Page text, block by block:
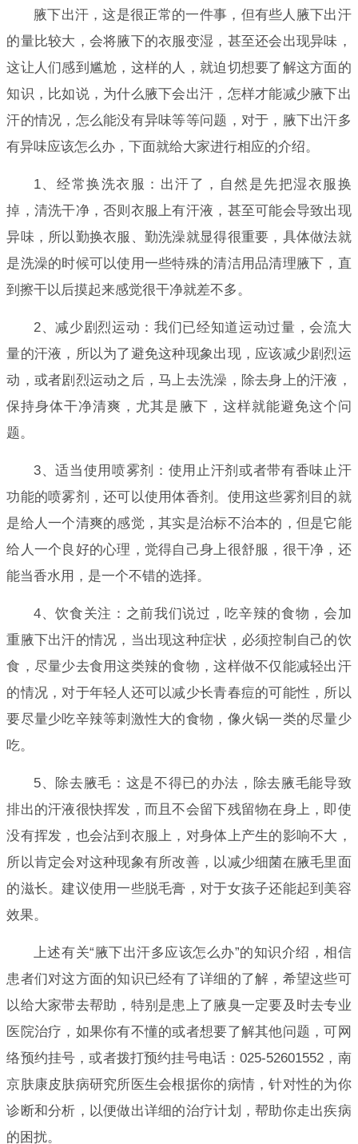
腋下出汗，这是很正常的一件事，但有些人腋下出汗
的量比较大，会将腋下的衣服变湿，甚至还会出现异味，
这让人们感到尴尬，这样的人，就迫切想要了解这方面的
知识，比如说，为什么腋下会出汗，怎样才能减少腋下出
汗的情况，怎么能没有异味等等问题，对于，腋下出汗多
有异味应该怎么办，下面就给大家进行相应的介绍。
1、经常换洗衣服：出汗了，自然是先把湿衣服换
掉，清洗干净，否则衣服上有汗液，甚至可能会导致出现
异味，所以勤换衣服、勤洗澡就显得很重要，具体做法就
是洗澡的时候可以使用一些特殊的清洁用品清理腋下，直
到擦干以后摸起来感觉很干净就差不多。
2、减少剧烈运动：我们已经知道运动过量，会流大
量的汗液，所以为了避免这种现象出现，应该减少剧烈运
动，或者剧烈运动之后，马上去洗澡，除去身上的汗液，
保持身体干净清爽，尤其是腋下，这样就能避免这个问
题。
3、适当使用喷雾剂：使用止汗剂或者带有香味止汗
功能的喷雾剂，还可以使用体香剂。使用这些雾剂目的就
是给人一个清爽的感觉，其实是治标不治本的，但是它能
给人一个良好的心理，觉得自己身上很舒服，很干净，还
能当香水用，是一个不错的选择。
4、饮食关注：之前我们说过，吃辛辣的食物，会加
重腋下出汗的情况，当出现这种症状，必须控制自己的饮
食，尽量少去食用这类辣的食物，这样做不仅能减轻出汗
的情况，对于年轻人还可以减少长青春痘的可能性，所以
要尽量少吃辛辣等刺激性大的食物，像火锅一类的尽量少
吃。
5、除去腋毛：这是不得已的办法，除去腋毛能导致
排出的汗液很快挥发，而且不会留下残留物在身上，即使
没有挥发，也会沾到衣服上，对身体上产生的影响不大，
所以肯定会对这种现象有所改善，以减少细菌在腋毛里面
的滋长。建议使用一些脱毛膏，对于女孩子还能起到美容
效果。
上述有关“腋下出汗多应该怎么办”的知识介绍，相信
患者们对这方面的知识已经有了详细的了解，希望这些可
以给大家带去帮助，特别是患上了腋臭一定要及时去专业
医院治疗，如果你有不懂的或者想要了解其他问题，可网
络预约挂号，或者拨打预约挂号电话：025-52601552，南
京肤康皮肤病研究所医生会根据你的病情，针对性的为你
诊断和分析，以便做出详细的治疗计划，帮助你走出疾病
的困扰。